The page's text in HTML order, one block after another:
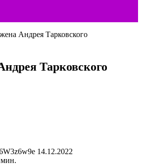
Андрея Тарковского
Тарковского
14.12.2022